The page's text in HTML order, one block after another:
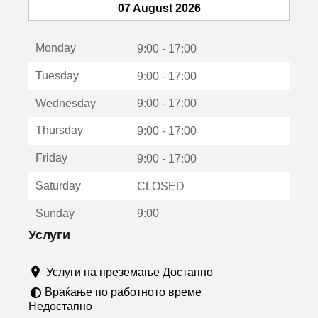
с
о
р
07 August 2026
Monday 9:00 - 17:00
Tuesday 9:00 - 17:00
Wednesday 9:00 - 17:00
Thursday 9:00 - 17:00
Friday 9:00 - 17:00
Saturday CLOSED
Sunday 9:00
Услуги
Услуги на преземање Достапно
Враќање по работното време
Недостапно